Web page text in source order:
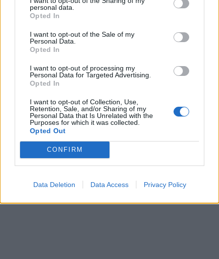
personal data.
Opted In
I want to opt-out of the Sale of my
Personal Data.
Opted In
I want to opt-out of processing my
Personal Data for Targeted Advertising.
Opted In
I want to opt-out of Collection, Use,
Retention, Sale, and/or Sharing of my
Personal Data that Is Unrelated with the
Purposes for which it was collected.
Opted Out
CONFIRM
Data Deletion Data Access Privacy Policy
Skoda: Ξεκίνησε η παραγωγή του
νέου Peaq – Δείτε Video από τη
γραμμή παραγωγής
WEB TV 6.8.2026